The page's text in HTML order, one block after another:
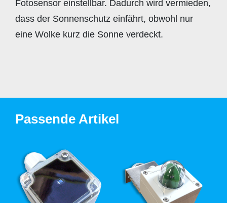
Fotosensor einstellbar. Dadurch wird vermieden,
dass der Sonnenschutz einfährt, obwohl nur
eine Wolke kurz die Sonne verdeckt.
Passende Artikel